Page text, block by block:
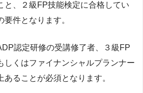
と、２級FP技能検定に合格してい
件となります。
認定研修の受講修了者、３級FP
しくはファイナンシャルプランナー
ることが必須となります。